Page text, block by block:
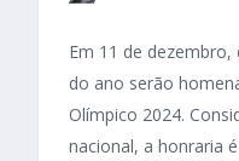
Em 11 de
do ano serão
Olímpico 2024.
nacional, a honraria